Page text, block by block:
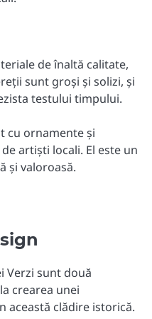
de înaltă calitate,
sunt groși și solizi, și
testului timpului.
cu ornamente și
artiști locali. El este un
și valoroasă.
Verzi sunt două
crearea unei
această clădire istorică.